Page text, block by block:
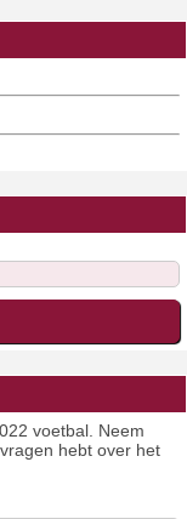
voetbal. Neem
hebt over het